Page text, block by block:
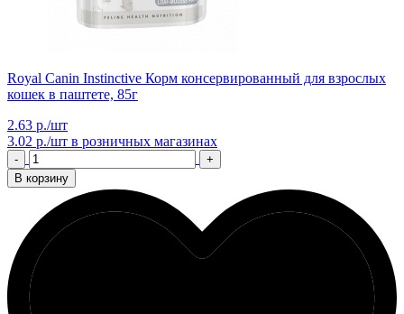
Royal Canin Instinctive Корм консервированный для взрослых
кошек в паштете, 85г
2.63 р./шт
3.02 р./шт в розничных магазинах
-
+
В корзину